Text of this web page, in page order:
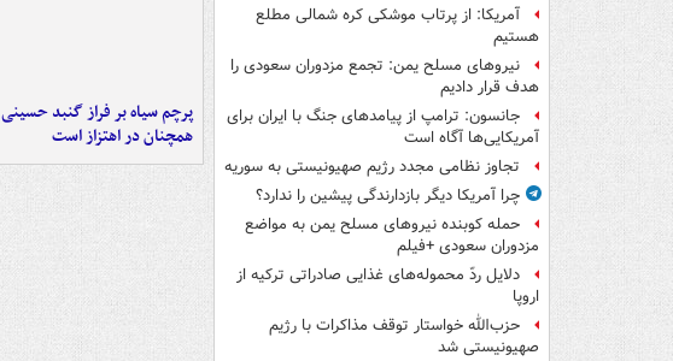
آمریکا: از پرتاب موشکی کره شمالی مطلع
هستیم
نیروهای مسلح یمن: تجمع مزدوران سعودی را
هدف قرار دادیم
جانسون: ترامپ از پیامدهای جنگ با ایران برای
آمریکایی‌ها آگاه است
تجاوز نظامی مجدد رژیم صهیونیستی به سوریه
چرا آمریکا دیگر بازدارندگی پیشین را ندارد؟
حمله کوبنده نیروهای مسلح یمن به مواضع
مزدوران سعودی +فیلم
دلایل ردّ محموله‌های غذایی صادراتی ترکیه از
اروپا
حزب‌الله خواستار توقف مذاکرات با رژیم
صهیونیستی شد
پرچم سیاه بر فراز گنبد حسینی
همچنان در اهتزاز است